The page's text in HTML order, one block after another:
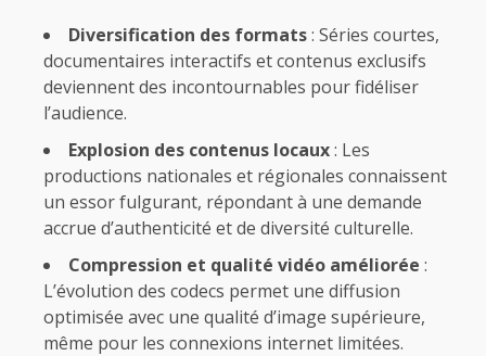
Diversification des formats: Séries courtes,
documentaires interactifs et contenus exclusifs
deviennent des incontournables pour fidéliser
l’audience.
Explosion des contenus locaux: Les
productions nationales et régionales connaissent
un essor fulgurant, répondant à une demande
accrue d’authenticité et de diversité culturelle.
Compression et qualité vidéo améliorée :
L’évolution des codecs permet une diffusion
optimisée avec une qualité d’image supérieure,
même pour les connexions internet limitées.